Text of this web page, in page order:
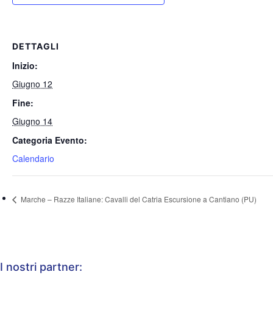
DETTAGLI
Inizio:
Giugno 12
Fine:
Giugno 14
Categoria Evento:
Calendario
Marche – Razze Italiane: Cavalli del Catria Escursione a Cantiano (PU)
I nostri partner: